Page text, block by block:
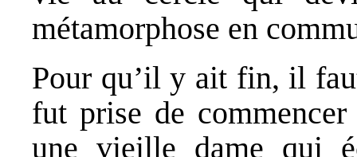
métamorphose en
Pour qu’il y ait fin, il
fut prise de
une vieille dame qui